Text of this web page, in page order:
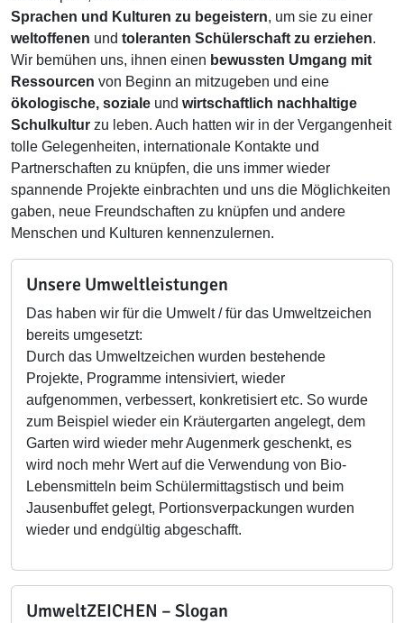
Sprachen und Kulturen zu begeistern, um sie zu einer
weltoffenen und toleranten Schülerschaft zu erziehen.
Wir bemühen uns, ihnen einen bewussten Umgang mit
Ressourcen von Beginn an mitzugeben und eine
ökologische, soziale und wirtschaftlich nachhaltige
Schulkultur zu leben. Auch hatten wir in der Vergangenheit
tolle Gelegenheiten, internationale Kontakte und
Partnerschaften zu knüpfen, die uns immer wieder
spannende Projekte einbrachten und uns die Möglichkeiten
gaben, neue Freundschaften zu knüpfen und andere
Menschen und Kulturen kennenzulernen.
Unsere Umweltleistungen
Das haben wir für die Umwelt / für das Umweltzeichen
bereits umgesetzt:
Durch das Umweltzeichen wurden bestehende
Projekte, Programme intensiviert, wieder
aufgenommen, verbessert, konkretisiert etc. So wurde
zum Beispiel wieder ein Kräutergarten angelegt, dem
Garten wird wieder mehr Augenmerk geschenkt, es
wird noch mehr Wert auf die Verwendung von Bio-
Lebensmitteln beim Schülermittagstisch und beim
Jausenbuffet gelegt, Portionsverpackungen wurden
wieder und endgültig abgeschafft.
UmweltZEICHEN – Slogan